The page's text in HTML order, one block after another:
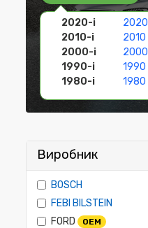
2020-і
2020
2010-і
2010
2000-і
2000
1990-і
1990
1980-і
1980
Виробник
BOSCH
FEBI BILSTEIN
FORD
OEM